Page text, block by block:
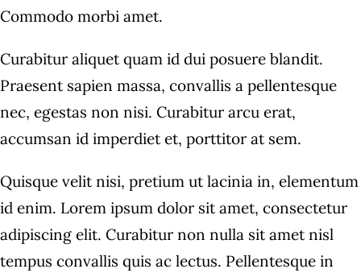
Commodo morbi amet.
Curabitur aliquet quam id dui posuere blandit.
Praesent sapien massa, convallis a pellentesque
nec, egestas non nisi. Curabitur arcu erat,
accumsan id imperdiet et, porttitor at sem.
Quisque velit nisi, pretium ut lacinia in, elementum
id enim. Lorem ipsum dolor sit amet, consectetur
adipiscing elit. Curabitur non nulla sit amet nisl
tempus convallis quis ac lectus. Pellentesque in